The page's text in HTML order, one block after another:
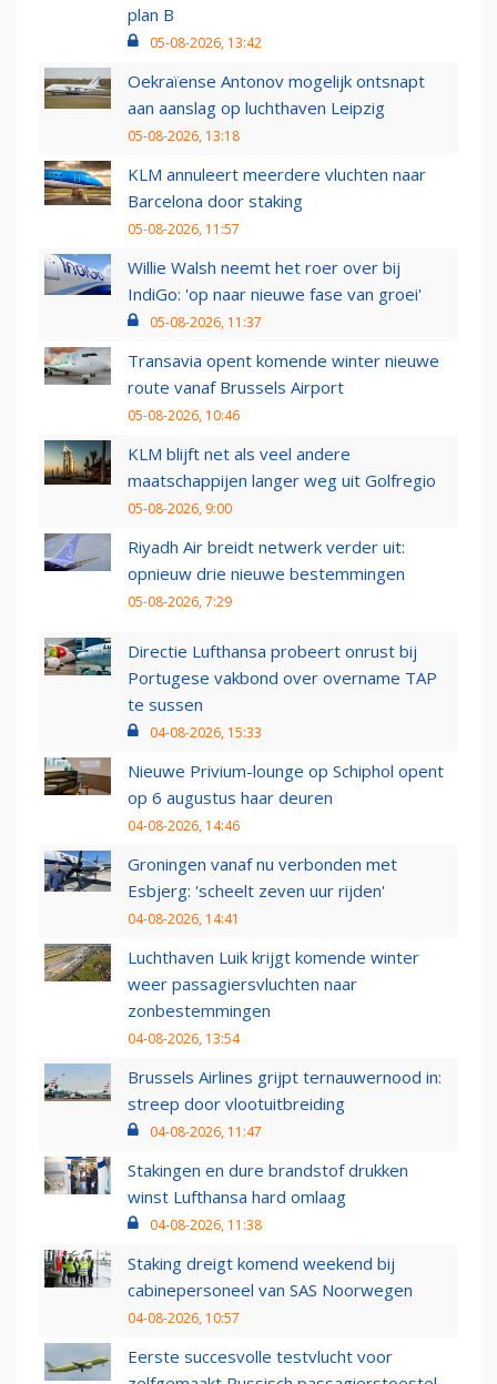
plan B
05-08-2026, 13:42
Oekraïense Antonov mogelijk ontsnapt
aan aanslag op luchthaven Leipzig
05-08-2026, 13:18
KLM annuleert meerdere vluchten naar
Barcelona door staking
05-08-2026, 11:57
Willie Walsh neemt het roer over bij
IndiGo: 'op naar nieuwe fase van groei'
05-08-2026, 11:37
Transavia opent komende winter nieuwe
route vanaf Brussels Airport
05-08-2026, 10:46
KLM blijft net als veel andere
maatschappijen langer weg uit Golfregio
05-08-2026, 9:00
Riyadh Air breidt netwerk verder uit:
opnieuw drie nieuwe bestemmingen
05-08-2026, 7:29
Directie Lufthansa probeert onrust bij
Portugese vakbond over overname TAP
te sussen
04-08-2026, 15:33
Nieuwe Privium-lounge op Schiphol opent
op 6 augustus haar deuren
04-08-2026, 14:46
Groningen vanaf nu verbonden met
Esbjerg: 'scheelt zeven uur rijden'
04-08-2026, 14:41
Luchthaven Luik krijgt komende winter
weer passagiersvluchten naar
zonbestemmingen
04-08-2026, 13:54
Brussels Airlines grijpt ternauwernood in:
streep door vlootuitbreiding
04-08-2026, 11:47
Stakingen en dure brandstof drukken
winst Lufthansa hard omlaag
04-08-2026, 11:38
Staking dreigt komend weekend bij
cabinepersoneel van SAS Noorwegen
04-08-2026, 10:57
Eerste succesvolle testvlucht voor